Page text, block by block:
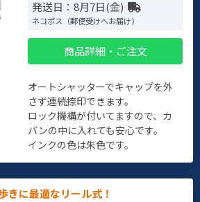
発送日：8月7日(金)
ネコポス（郵便受けへお届け）
商品詳細・ご注文
オートシャッターでキャップを外
さず連続捺印できます。
ロック機構が付いてますので、カ
バンの中に入れても安心です。
インクの色は朱色です。
きに最適なリール式！